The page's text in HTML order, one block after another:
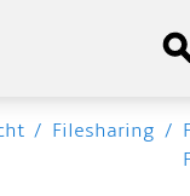
/ Filesharing /